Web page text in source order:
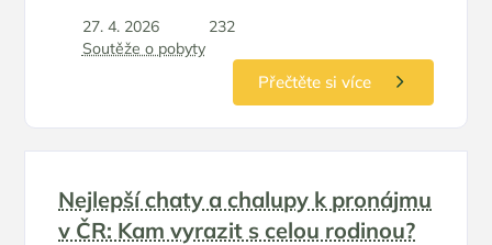
27. 4. 2026
232
Soutěže o pobyty
Přečtěte si více
Nejlepší chaty a chalupy k pronájmu
v ČR: Kam vyrazit s celou rodinou?